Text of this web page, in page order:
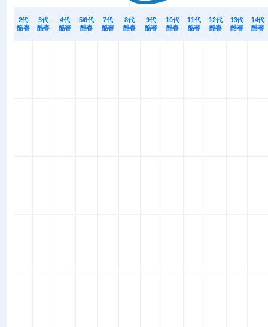
2代
酷睿
3代
酷睿
4代
酷睿
5/6代
酷睿
7代
酷睿
8代
酷睿
9代
酷睿
10代
酷睿
11代
酷睿
12代
酷睿
13代
酷睿
14代
酷睿